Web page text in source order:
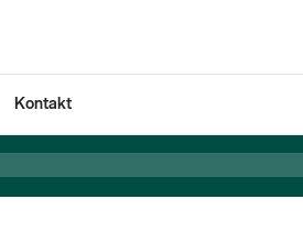
Kontakt